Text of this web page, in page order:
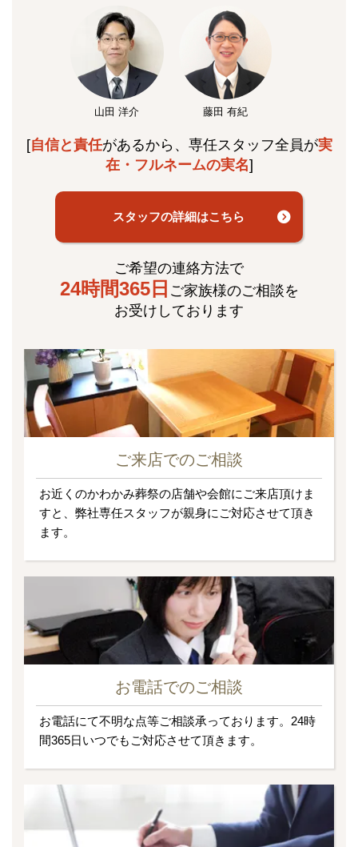
山田 洋介 藤田 有紀
[自信と責任があるから、専任スタッフ全員が実
在・フルネームの実名]
スタッフの詳細はこちら
ご希望の連絡方法で
24時間365日 ご家族様のご相談を
お受けしております
ご来店でのご相談
お近くのかわかみ葬祭の店舗や会館にご来店頂けま
すと、弊社専任スタッフが親身にご対応させて頂き
ます。
お電話でのご相談
お電話にて不明な点等ご相談承っております。24時
間365日いつでもご対応させて頂きます。